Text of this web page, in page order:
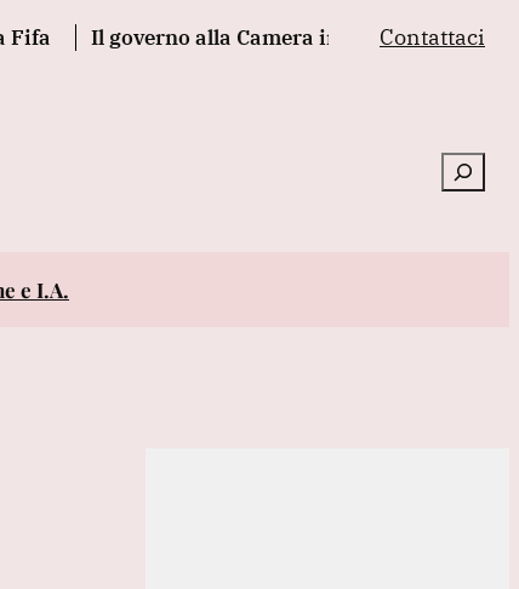
Il governo alla Camera incassa la fiducia sul
Contattaci
Cerca
e I.A.